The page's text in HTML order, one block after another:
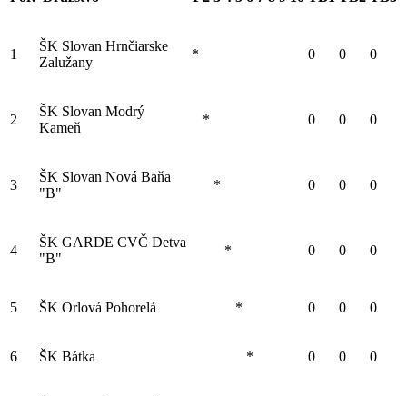
1
ŠK Slovan Hrnčiarske
Zalužany
* 0 0 0
2
ŠK Slovan Modrý
Kameň
* 0 0 0
3
ŠK Slovan Nová Baňa
"B"
* 0 0 0
4
ŠK GARDE CVČ Detva
"B"
* 0 0 0
5 ŠK Orlová Pohorelá * 0 0 0
6 ŠK Bátka * 0 0 0